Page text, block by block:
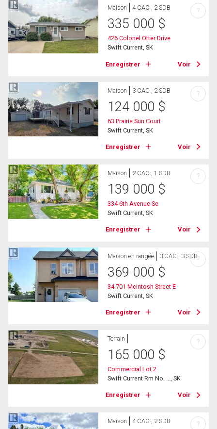
Maison 4 CAC , 2 SDB
335 000 $
426 Colonel Otter Drive
Swift Current, SK
Enregistrer Voir
?
Maison 3 CAC , 2 SDB
124 000 $
63 Prairie Sun Court
Swift Current, SK
Enregistrer Voir
?
Maison 2 CAC , 1 SDB
139 000 $
334 6th Avenue Se
Swift Current, SK
Enregistrer Voir
?
Maison en rangée 3 CAC , 3 SDB
369 000 $
34 701 Mcintosh Street E
Swift Current, SK
Enregistrer Voir
?
Terrain
165 000 $
Commercial Lot 2
Swift Current Rm No. ..., SK
Enregistrer Voir
?
Maison 4 CAC , 2 SDB ?